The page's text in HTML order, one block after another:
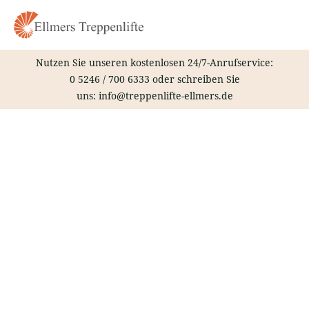
Inhalt
springen
Nutzen Sie unseren kostenlosen 24/7-Anrufservice:
0 5246 / 700 6333 oder schreiben Sie
uns: info@treppenlifte-ellmers.de